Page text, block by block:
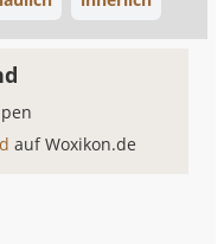
auf Woxikon.de